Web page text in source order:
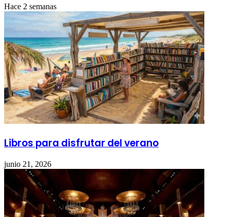
Hace 2 semanas
Libros para disfrutar del verano
junio 21, 2026